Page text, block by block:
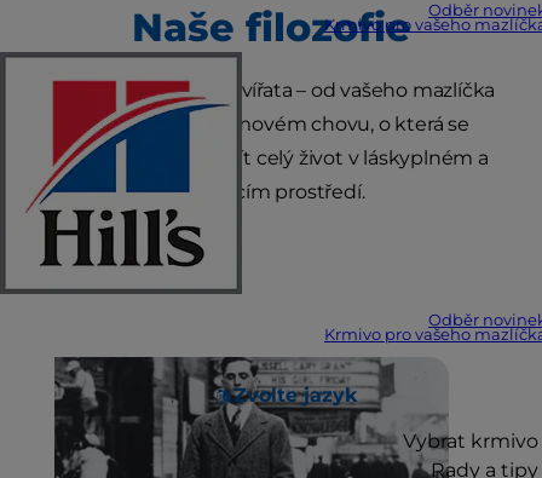
Odběr
Krmivo pro vašeho
Odběr
Krmivo pro vašeho
Zvolte jazyk
Vybrat krmivo
Rady a tipy
Naše filozofie
Věříme, že všechna zvířata – od vašeho mazlíčka
až po zvířata v zájmovém chovu, o která se
staráme – by měla žít celý život v láskyplném a
pečujícím prostředí.